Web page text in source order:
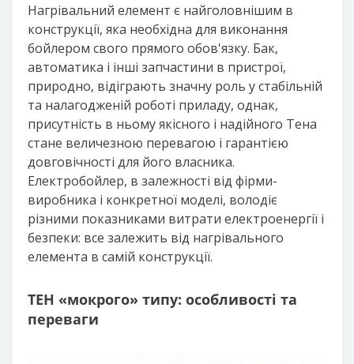
Нагрівальний елемент є найголовнішим в
конструкції, яка необхідна для виконання
бойлером свого прямого обов'язку. Бак,
автоматика і інші запчастини в пристрої,
природно, відіграють значну роль у стабільній
та налагодженій роботі приладу, однак,
присутність в ньому якісного і надійного Тена
стане величезною перевагою і гарантією
довговічності для його власника.
Електробойлер, в залежності від фірми-
виробника і конкретної моделі, володіє
різними показниками витрати електроенергії і
безпеки: все залежить від нагрівального
елемента в самій конструкції.
ТЕН «мокрого» типу: особливості та
переваги